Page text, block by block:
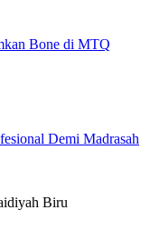
Bone di MTQ
Demi Madrasah
Biru